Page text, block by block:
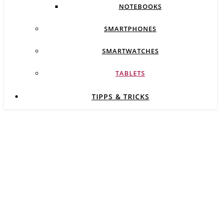
NOTEBOOKS
SMARTPHONES
SMARTWATCHES
TABLETS
TIPPS & TRICKS